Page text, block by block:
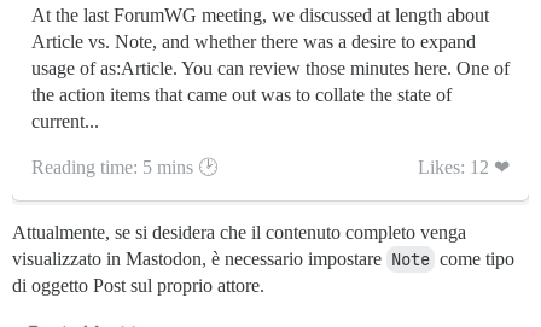
At the last ForumWG meeting, we discussed at length about
Article vs. Note, and whether there was a desire to expand
usage of as:Article. You can review those minutes here. One of
the action items that came out was to collate the state of
current...
Reading time: 5 mins 🕑 Likes: 12 ❤
Attualmente, se si desidera che il contenuto completo venga
visualizzato in Mastodon, è necessario impostare Note come tipo
di oggetto Post sul proprio attore.